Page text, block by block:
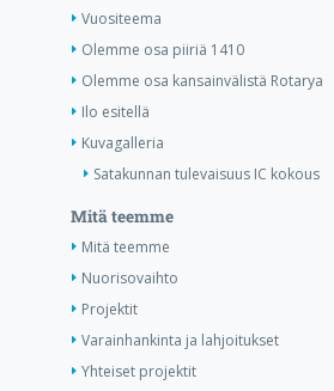
Vuositeema
Olemme osa piiriä 1410
Olemme osa kansainvälistä Rotarya
Ilo esitellä
Kuvagalleria
Satakunnan tulevaisuus IC kokous
Mitä teemme
Mitä teemme
Nuorisovaihto
Projektit
Varainhankinta ja lahjoitukset
Yhteiset projektit